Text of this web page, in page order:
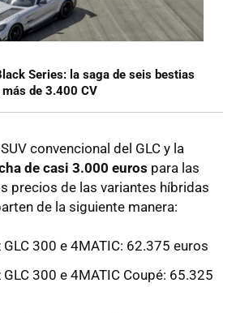
Series: la saga de seis bestias
de 3.400 CV
convencional del GLC y la
de casi 3.000 euros para las
precios de las variantes híbridas
de la siguiente manera:
300 e 4MATIC: 62.375 euros
300 e 4MATIC Coupé: 65.325